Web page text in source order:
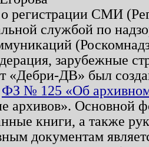
о регистрации СМИ
службой по
зарубежные
«Дебри-ДВ» был
ФЗ № 125 «Об
архивов». Основной
книги, а также
документам